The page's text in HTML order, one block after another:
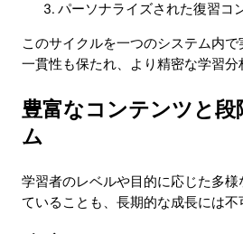
パーソナライズされた復習コ
このサイクルを一つのシステム内
一貫性も保たれ、より精密な学習分
豊富なコンテンツと段
ム
学習者のレベルや目的に応じた多
ていることも、長期的な成長には不